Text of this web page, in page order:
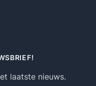
laatste nieuws.